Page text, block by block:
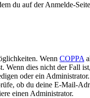
du auf der Anmelde-
Wenn COPPA
Wenn dies nicht der Fall
oder ein
ob du deine E-Mail-
einen Administrator.